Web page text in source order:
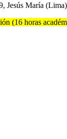
Jesús María (Lima)
(16 horas